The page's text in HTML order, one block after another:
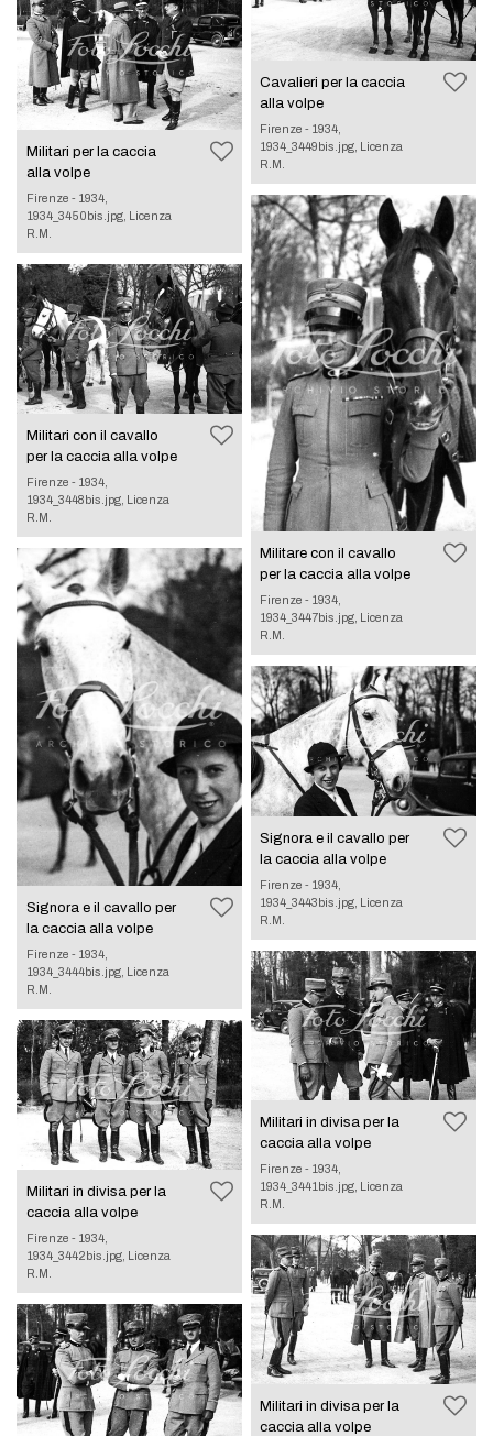
Militari per la caccia
alla volpe
Firenze - 1934,
1934_3450bis.jpg, Licenza
R.M.
Militari con il cavallo
per la caccia alla volpe
Firenze - 1934,
1934_3448bis.jpg, Licenza
R.M.
Signora e il cavallo per
la caccia alla volpe
Firenze - 1934,
1934_3444bis.jpg, Licenza
R.M.
Militari in divisa per la
caccia alla volpe
Firenze - 1934,
1934_3442bis.jpg, Licenza
R.M.
Cavalieri per la caccia
alla volpe
Firenze - 1934,
1934_3449bis.jpg, Licenza
R.M.
Militare con il cavallo
per la caccia alla volpe
Firenze - 1934,
1934_3447bis.jpg, Licenza
R.M.
Signora e il cavallo per
la caccia alla volpe
Firenze - 1934,
1934_3443bis.jpg, Licenza
R.M.
Militari in divisa per la
caccia alla volpe
Firenze - 1934,
1934_3441bis.jpg, Licenza
R.M.
Militari in divisa per la
caccia alla volpe